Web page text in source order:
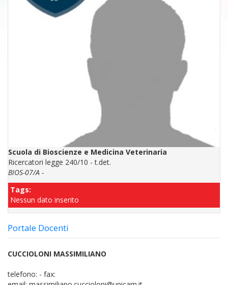
Scuola di Bioscienze e Medicina Veterinaria
Ricercatori legge 240/10 - t.det.
BIOS-07/A -
Tags:
Nessun dato inserito
Portale Docenti
CUCCIOLONI MASSIMILIANO
telefono: - fax: